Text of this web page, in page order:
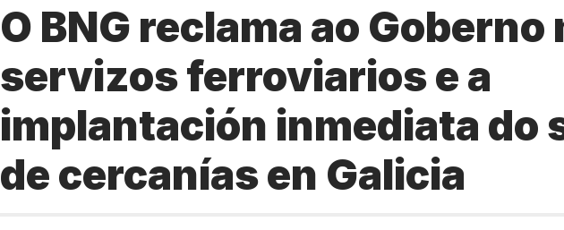
O BNG reclama ao Goberno
servizos ferroviarios e a
implantación inmediata do
de cercanías en Galicia